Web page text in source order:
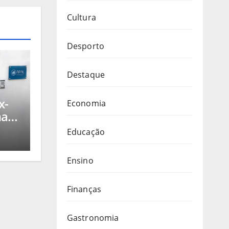
Cultura
Desporto
Destaque
Economia
Educação
Ensino
Finanças
Gastronomia